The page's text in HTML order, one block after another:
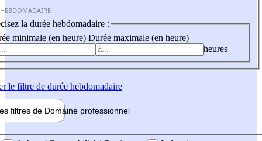
la durée hebdomadaire :
minimale (en heure) Durée maximale (en heure)
heures
le filtre de durée hebdomadaire
filtres de Domaine professionnel